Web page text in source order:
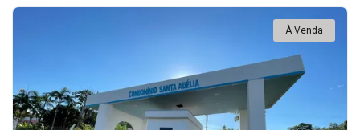
À Venda